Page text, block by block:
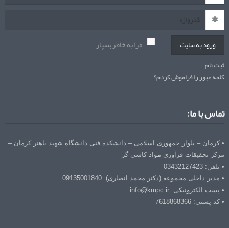
ورود به سایت مرا به خاطر بسپار
ثبت نام
کلمه عبور را فراموش کردم؟
تماس با ما:
• کرمان – بلوار جمهوری اسلامی – دانشکده فنی دانشگاه شهید باهنر کرمان –
مرکز تحقیقات فرآوری مواد کاشی گر
• تلفن: 03432127423
• مدیر داخلی مجموعه (دکتر محمد انصاری): 09135001840
• پست الکترونیکی: info@kmpc.ir
• کد پستی: 7618868366